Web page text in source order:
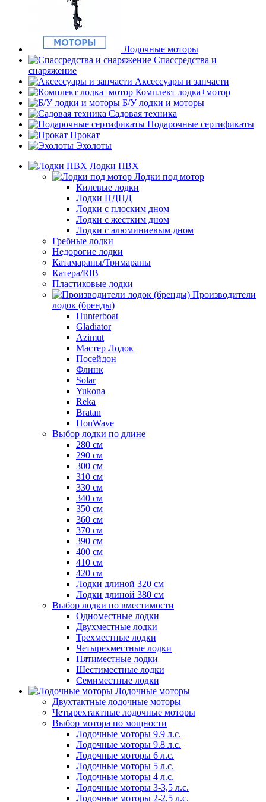
Лодочные моторы
Спассредства и
снаряжение
Аксессуары и запчасти
Комплект лодка+мотор
Б/У лодки и моторы
Садовая техника
Подарочные сертификаты
Прокат
Эхолоты
Лодки ПВХ
Лодки под мотор
Килевые лодки
Лодки НДНД
Лодки с плоским дном
Лодки с жестким дном
Лодки с алюминиевым дном
Гребные лодки
Недорогие лодки
Катамараны/Тримараны
Катера/RIB
Пластиковые лодки
Производители
лодок (бренды)
Hunterboat
Gladiator
Azimut
Мастер Лодок
Посейдон
Флинк
Solar
Yukona
Reka
Bratan
HonWave
Выбор лодки по длине
280 см
290 см
300 см
310 см
330 см
340 см
350 см
360 см
370 см
390 см
400 см
410 см
420 см
Лодки длиной 320 см
Лодки длиной 380 см
Выбор лодки по вместимости
Одноместные лодки
Двухместные лодки
Трехместные лодки
Четырехместные лодки
Пятиместные лодки
Шестиместные лодки
Семиместные лодки
Лодочные моторы
Двухтактные лодочные моторы
Четырехтактные лодочные моторы
Выбор мотора по мощности
Лодочные моторы 9.9 л.с.
Лодочные моторы 9.8 л.с.
Лодочные моторы 6 л.с.
Лодочные моторы 5 л.с.
Лодочные моторы 4 л.с.
Лодочные моторы 3-3,5 л.с.
Лодочные моторы 2-2,5 л.с.